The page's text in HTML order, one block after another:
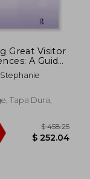
$
Great Visitor
A Guide
Parks,
&
Tapa Dura,